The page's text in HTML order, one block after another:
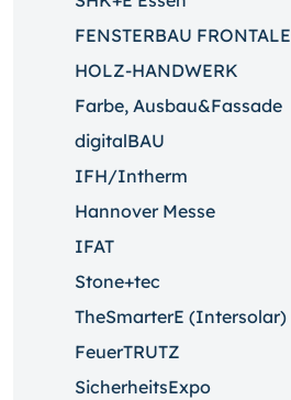
FENSTERBAU FRONTALE
HOLZ-HANDWERK
Farbe, Ausbau&Fassade
digitalBAU
IFH/Intherm
Hannover Messe
IFAT
Stone+tec
TheSmarterE (Intersolar)
FeuerTRUTZ
SicherheitsExpo